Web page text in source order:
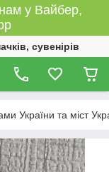
у Вайбер,
сувенірів
України та міст